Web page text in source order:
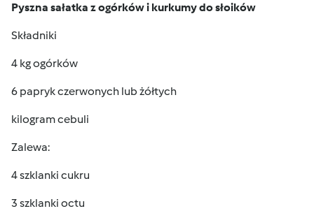
Pyszna sałatka z ogórków i kurkumy do słoików
Składniki
4 kg ogórków
6 papryk czerwonych lub żółtych
kilogram cebuli
Zalewa:
4 szklanki cukru
3 szklanki octu